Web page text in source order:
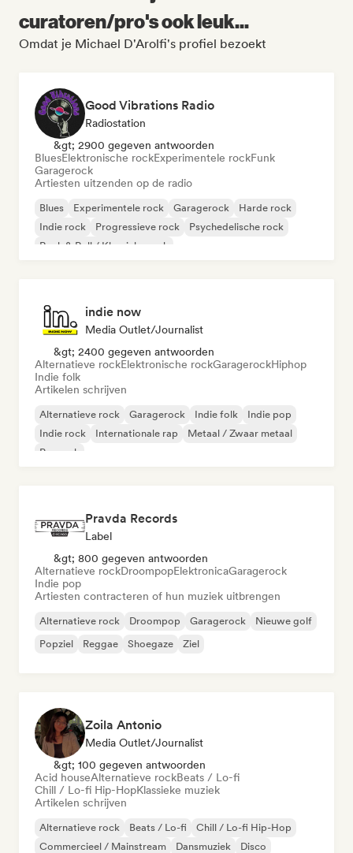
curatoren/pro's ook leuk...
Omdat je Michael D'Arolfi's profiel bezoekt
Good Vibrations Radio
Radiostation
&gt; 2900 gegeven antwoorden
BluesElektronische rockExperimentele rockFunk
Garagerock
Artiesten uitzenden op de radio
Blues Experimentele rock Garagerock
Harde rock
Indie rock
Progressieve rock
Psychedelische rock
Rock & Roll / Klassieke rock
indie now
Media Outlet/Journalist
&gt; 2400 gegeven antwoorden
Alternatieve rockElektronische rockGaragerockHiphop
Indie folk
Artikelen schrijven
Alternatieve rock Garagerock Indie folk
Indie pop
Indie rock
Internationale rap
Metaal / Zwaar metaal
Poprock
Pravda Records
Label
&gt; 800 gegeven antwoorden
Alternatieve rockDroompopElektronicaGaragerock
Indie pop
Artiesten contracteren of hun muziek uitbrengen
Alternatieve rock Droompop Garagerock
Nieuwe golf
Popziel
Reggae Shoegaze Ziel
Zoila Antonio
Media Outlet/Journalist
&gt; 100 gegeven antwoorden
Acid houseAlternatieve rockBeats / Lo-fi
Chill / Lo-fi Hip-HopKlassieke muziek
Artikelen schrijven
Alternatieve rock Beats / Lo-fi
Chill / Lo-fi Hip-Hop
Commercieel / Mainstream
Dansmuziek
Disco